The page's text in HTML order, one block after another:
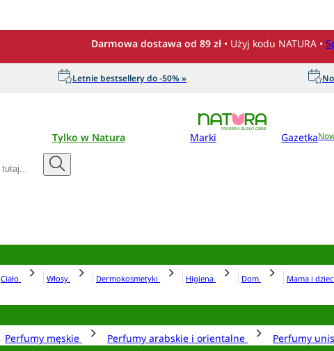
Darmowa dostawa od 89 zł • Użyj kodu NATURA •
Letnie bestsellery do -50% »
Tylko w Natura Marki Gazetka
Ciało Włosy Dermokosmetyki Higiena Dom Mama i
Perfumy męskie Perfumy arabskie i orientalne Perfumy